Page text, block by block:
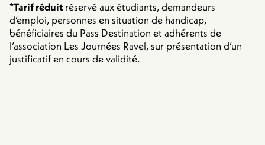
*Tarif réduit réservé aux étudiants, demandeurs
d’emploi, personnes en situation de handicap,
bénéficiaires du Pass Destination et adhérents de
l’association Les Journées Ravel, sur présentation d’un
justificatif en cours de validité.